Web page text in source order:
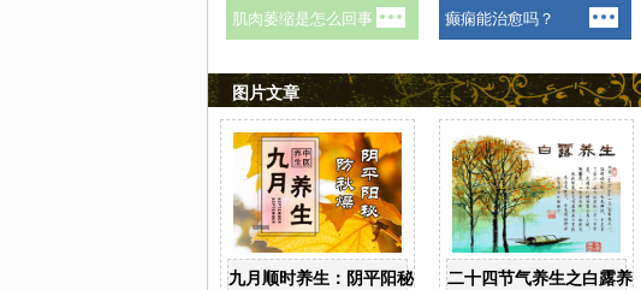
图片文章
九月顺时养生：阴平阳秘防秋燥二十四节气养生之白露养生